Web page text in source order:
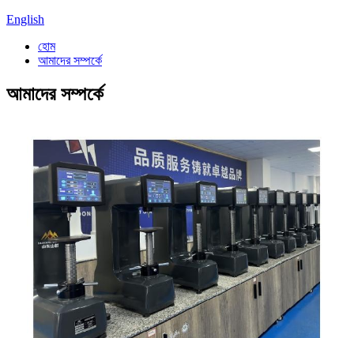
English
হোম
আমাদের সম্পর্কে
আমাদের সম্পর্কে